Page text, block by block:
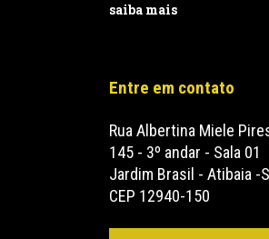
saiba mais
Entre em contato
Rua Albertina Miele
145 - 3º andar - Sala 01
Jardim Brasil - Atibaia -
CEP 12940-150